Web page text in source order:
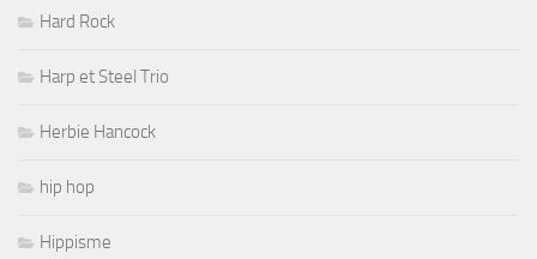
Hard Rock
Harp et Steel Trio
Herbie Hancock
hip hop
Hippisme